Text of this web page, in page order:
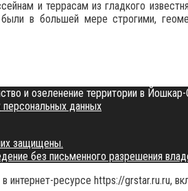
и террасам из гладкого
в большей мере строгими,
и озеленение территории в
персональных данных
защищены.
без письменного разрешения
интернет-ресурсе https://grstar.ru.ru,